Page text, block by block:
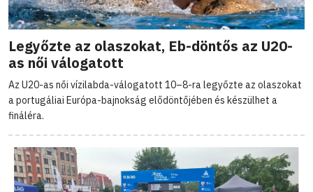
Legyőzte az olaszokat, Eb-döntős az U20-
as női válogatott
Az U20-as női vízilabda-válogatott 10–8-ra legyőzte az olaszokat
a portugáliai Európa-bajnokság elődöntőjében és készülhet a
fináléra.